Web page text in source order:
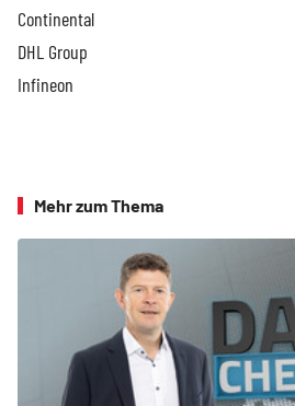
Continental
DHL Group
Infineon
Mehr zum Thema